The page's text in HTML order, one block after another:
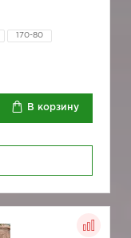
170-80
В корзину